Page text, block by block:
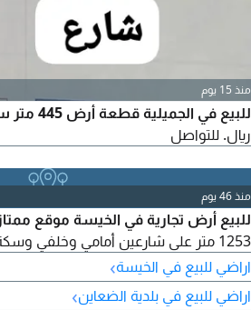
منذ 15 يوم
للبيع في
ريال. للتواصل
منذ 46 يوم
للبيع أرض تجارية في الخيسة موقع
1253 متر على شارعين أمامي وخلفي وسكة مطلوب 18 مليون
اراضي للبيع في الخيسة›
اراضي للبيع في بلدية الضعاين›